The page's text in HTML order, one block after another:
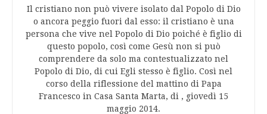
Il cristiano non può vivere isolato dal Popolo di Dio
o ancora peggio fuori dal esso: il cristiano è una
persona che vive nel Popolo di Dio poiché è figlio di
questo popolo, così come Gesù non si può
comprendere da solo ma contestualizzato nel
Popolo di Dio, di cui Egli stesso è figlio. Così nel
corso della riflessione del mattino di Papa
Francesco in Casa Santa Marta, di , giovedì 15
maggio 2014.